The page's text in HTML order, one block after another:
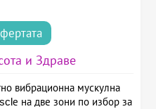
и Здраве
вибрационна мускулна
на две зони по избор за